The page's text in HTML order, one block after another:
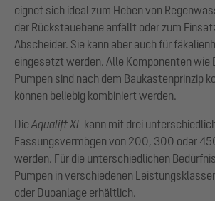
eignet sich ideal zum Heben von
der Rückstauebene anfällt oder zum
Abscheider. Sie kann aber auch für
eingesetzt werden. Alle Komponenten wie
Pumpen sind nach dem Baukastenprinzip
können beliebig kombiniert werden.
Die Aqualift XL kann mit drei
Fassungsvermögen von 200, 300 oder
werden. Für die unterschiedlichen
Pumpen in verschiedenen
oder Duoanlage erhältlich.